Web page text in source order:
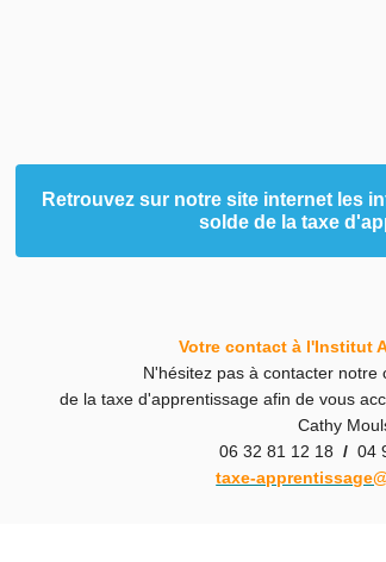
Retrouvez sur notre site internet les
solde de la taxe
Votre contact à l'Institut
N'hésitez pas à contacter notre
de la taxe d'apprentissage afin de vous
Cathy
06 32 81 12 18 / 04
taxe-